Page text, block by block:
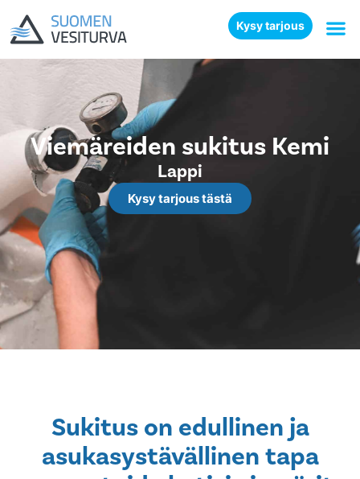
Kysy tarjous
Viemäreiden sukitus Kemi
Lappi
Kysy tarjous tästä
Sukitus on edullinen ja
asukasystävällinen tapa